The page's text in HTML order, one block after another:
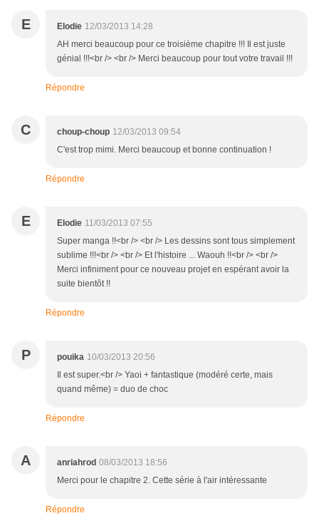
E Elodie 12/03/2013 14:28
AH merci beaucoup pour ce troisième chapitre !!! Il est juste
génial !!!<br /> <br /> Merci beaucoup pour tout votre travail !!!
Répondre
C choup-choup 12/03/2013 09:54
C'est trop mimi. Merci beaucoup et bonne continuation !
Répondre
E Elodie 11/03/2013 07:55
Super manga !!<br /> <br /> Les dessins sont tous simplement
sublime !!!<br /> <br /> Et l'histoire ... Waouh !!<br /> <br />
Merci infiniment pour ce nouveau projet en espérant avoir la
suite bientôt !!
Répondre
P pouika 10/03/2013 20:56
Il est super.<br /> Yaoi + fantastique (modéré certe, mais
quand même) = duo de choc
Répondre
A anriahrod 08/03/2013 18:56
Merci pour le chapitre 2. Cette série à l'air intéressante
Répondre